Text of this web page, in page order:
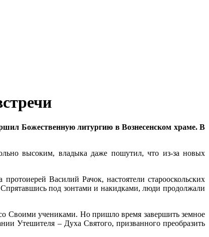
Божественную литургию в Вознесенском храме. В
высоким, владыка даже пошутил, что из-за новых
Василий Рачок, настоятели старооскольских
под зонтами и накидками, люди продолжали
Своими учениками. Но пришло время завершить земное
Утешителя – Духа Святого, призванного преобразить